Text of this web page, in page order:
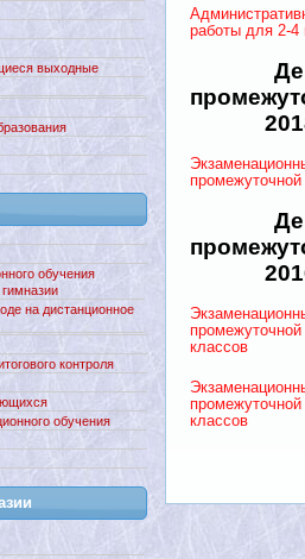
работы для 2-4
промежуточной
промежуточной
классов
промежуточной
классов
выходные
обучения
на дистанционное
контроля
обучения